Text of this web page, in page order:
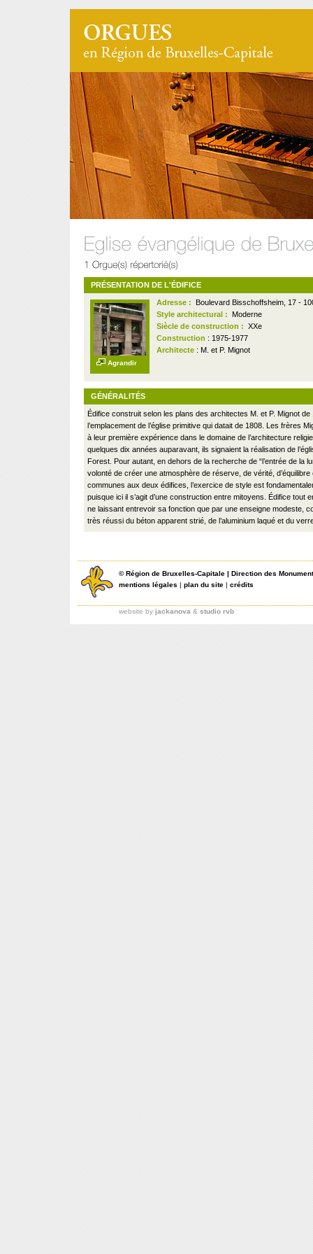
PRÉSENTATION DE L'ÉDIFICE
Agrandir
Adresse :
Boulevard Bisschoffsheim, 17 -
Style architectural :
Moderne
Siècle de construction : XXe
Construction : 1975-1977
Architecte : M. et P. Mignot
GÉNÉRALITÉS
Édifice construit selon les plans des architectes M. et P. Mignot de
l’emplacement de l’église primitive qui datait de 1808. Les frères
à leur première expérience dans le domaine de l’architecture
quelques dix années auparavant, ils signaient la réalisation de
Forest. Pour autant, en dehors de la recherche de “l’entrée de la
volonté de créer une atmosphère de réserve, de vérité, d’équilibre
communes aux deux édifices, l’exercice de style est
puisque ici il s’agit d’une construction entre mitoyens. Édifice tout
ne laissant entrevoir sa fonction que par une enseigne modeste,
très réussi du béton apparent strié, de l’aluminium laqué et du
©Région de Bruxelles-Capitale | Direction des
mentions légales | plan du site | crédits
website by jackanova & studio rvb